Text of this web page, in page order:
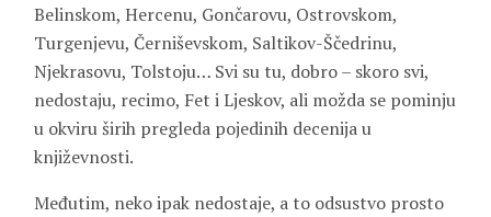
Belinskom, Hercenu, Gončarovu, Ostrovskom,
Turgenjevu, Černiševskom, Saltikov-Ščedrinu,
Njekrasovu, Tolstoju… Svi su tu, dobro – skoro svi,
nedostaju, recimo, Fet i Ljeskov, ali možda se pominju
u okviru širih pregleda pojedinih decenija u
književnosti.
Međutim, neko ipak nedostaje, a to odsustvo prosto